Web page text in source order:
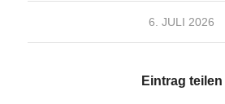
6. JULI 2026
Eintrag teilen